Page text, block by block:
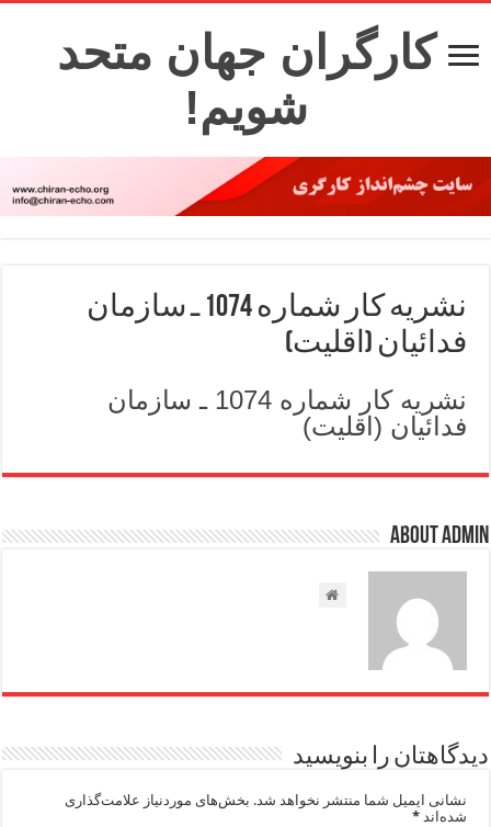
کارگران جهان متحد
شویم!
نشریه کار شماره 1074 ـ سازمان
فدائیان (اقلیت)
نشریه کار شماره 1074 ـ سازمان
فدائیان (اقلیت)
About admin
دیدگاهتان را بنویسید
نشانی ایمیل شما منتشر نخواهد شد. بخش‌های موردنیاز علامت‌گذاری
شده‌اند*